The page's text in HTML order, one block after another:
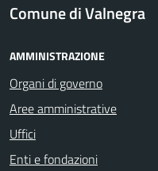
Comune di Valnegra
AMMINISTRAZIONE
Organi di governo
Aree amministrative
Uffici
Enti e fondazioni